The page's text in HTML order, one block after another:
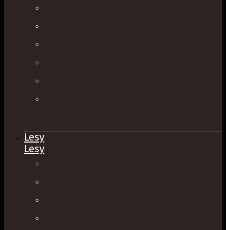
Lesy
Lesy